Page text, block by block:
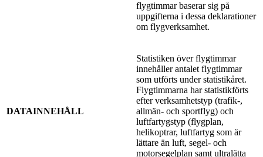
flygtimmar baserar sig på
uppgifterna i dessa deklarationer
om flygverksamhet.
DATAINNEHÅLL
Statistiken över flygtimmar
innehåller antalet flygtimmar
som utförts under statistikåret.
Flygtimmarna har statistikförts
efter verksamhetstyp (trafik-,
allmän- och sportflyg) och
luftfartygstyp (flygplan,
helikoptrar, luftfartyg som är
lättare än luft, segel- och
motorsegelplan samt ultralätta